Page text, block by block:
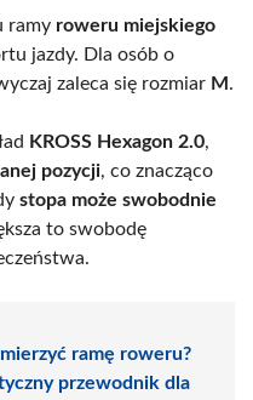
ramy roweru miejskiego
jazdy. Dla osób o
zaleca się rozmiar M .
KROSS Hexagon 2.0,
pozycji, co znacząco
stopa może swobodnie
to swobodę
ramę roweru?
przewodnik dla